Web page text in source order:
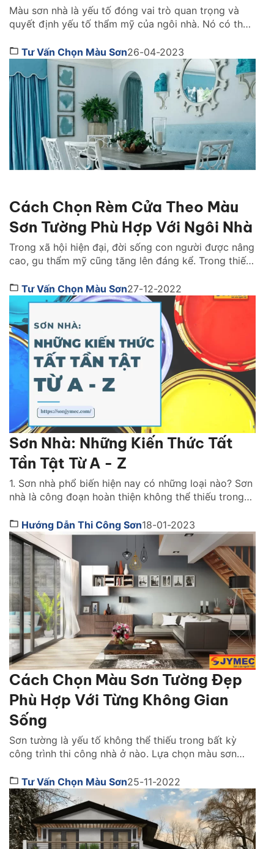
Màu sơn nhà là yếu tố đóng vai trò quan trọng và
quyết định yếu tố thẩm mỹ của ngôi nhà. Nó có thể
gian tùy theo sắc độ mà nó mang lại. Việc lựa chọn
màu sơn tốt nhất cho không gian nhà […]
Tư Vấn Chọn Màu Sơn26-04-2023
Cách Chọn Rèm Cửa Theo Màu
Sơn Tường Phù Hợp Với Ngôi Nhà
Trong xã hội hiện đại, đời sống con người được nâng
cao, gu thẩm mỹ cũng tăng lên đáng kể. Trong thiết
vật không thể bỏ qua. Một chiếc rèm cửa không chỉ
có tác dụng cản nắng, tạo sự riêng tư […]
Tư Vấn Chọn Màu Sơn27-12-2022
Sơn Nhà: Những Kiến Thức Tất
Tần Tật Từ A - Z
1. Sơn nhà phổ biến hiện nay có những loại nào? Sơn
nhà là công đoạn hoàn thiện không thể thiếu trong
như chiếc áo bảo vệ ngôi nhà khỏi những tác động
gây hại. Đồng thời, nó cũng giúp mang lại tính […]
Hướng Dẫn Thi Công Sơn18-01-2023
Cách Chọn Màu Sơn Tường Đẹp
Phù Hợp Với Từng Không Gian
Sống
Sơn tường là yếu tố không thể thiếu trong bất kỳ
công trình thi công nhà ở nào. Lựa chọn màu sơn
thẩm mỹ cho không gian sống. Nếu bạn chuẩn bị thi
công sơn nhà nhưng chưa biết lựa chọn màu sơn […]
Tư Vấn Chọn Màu Sơn25-11-2022